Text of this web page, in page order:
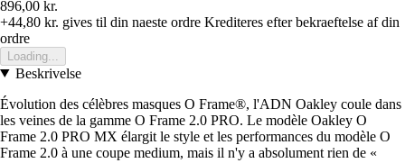
896,00 kr.
+44,80 kr. gives til din naeste ordre Krediteres efter bekraeftelse af din
ordre
Loading...
Beskrivelse
Évolution des célèbres masques O Frame®, l'ADN Oakley coule dans
les veines de la gamme O Frame 2.0 PRO. Le modèle Oakley O
Frame 2.0 PRO MX élargit le style et les performances du modèle O
Frame 2.0 à une coupe medium, mais il n'y a absolument rien de «